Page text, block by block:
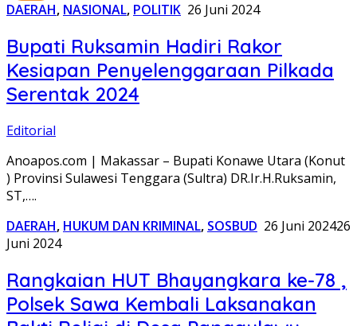
DAERAH, NASIONAL, POLITIK 26 Juni 2024
Bupati Ruksamin Hadiri Rakor
Kesiapan Penyelenggaraan Pilkada
Serentak 2024
Editorial
Anoapos.com | Makassar – Bupati Konawe Utara (Konut
) Provinsi Sulawesi Tenggara (Sultra) DR.Ir.H.Ruksamin,
ST,….
DAERAH, HUKUM DAN KRIMINAL, SOSBUD 26 Juni 202426
Juni 2024
Rangkaian HUT Bhayangkara ke-78 ,
Polsek Sawa Kembali Laksanakan